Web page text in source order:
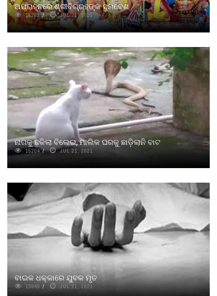
ଅପରାହ୍ନରେ ଶ୍ରୀବିଗ୍ରହଙ୍କ ସୁନାବେଶ
15262 JUL 21, 2021
ନାଗକୁ ଛକିଲା ବିଲେଇ, ମାଲିକ ଘରକୁ ଛାଡ଼ିଲାନି ବାଟ
15204 JUL 21, 2021
ବାଇକ ଧକ୍କାରେ ଯୁବକ ମୃତ
13946 JUL 21, 2021